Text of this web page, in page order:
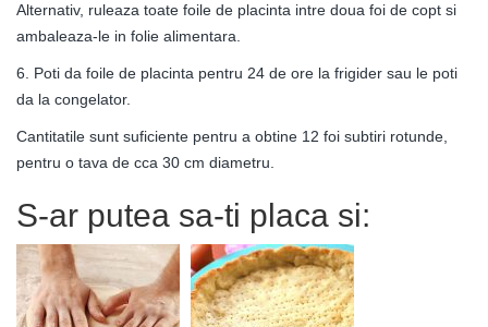
Alternativ, ruleaza toate foile de placinta intre doua foi de copt si
ambaleaza-le in folie alimentara.
6. Poti da foile de placinta pentru 24 de ore la frigider sau le poti
da la congelator.
Cantitatile sunt suficiente pentru a obtine 12 foi subtiri rotunde,
pentru o tava de cca 30 cm diametru.
S-ar putea sa-ti placa si: